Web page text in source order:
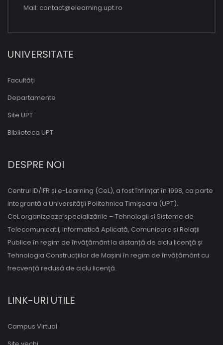
Mail: contact@elearning.upt.ro
UNIVERSITATE
Facultăți
Departamente
Site UPT
Biblioteca UPT
DESPRE NOI
Centrul ID/IFR și e-Learning (CeL), a fost înființat în 1998, ca parte
integrantă a Universităţii Politehnica Timişoara (UPT).
CeL organizeaza specializările – Tehnologii si Sisteme de
Telecomunicatii, Informatică Aplicată, Comunicare și Relații
Publice în regim de învăţământ la distanță de ciclu licenţă și
Tehnologia Construcțiilor de Mașini în regim de învățământ cu
frecvență redusă de ciclu licenţă.
LINK-URI UTILE
Campus Virtual